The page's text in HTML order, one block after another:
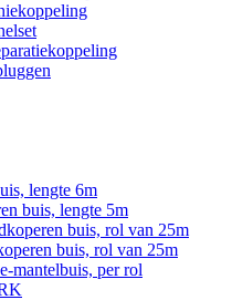
lengte 6m
buis, lengte 5m
buis, rol van 25m
buis, rol van 25m
mantelbuis, per rol